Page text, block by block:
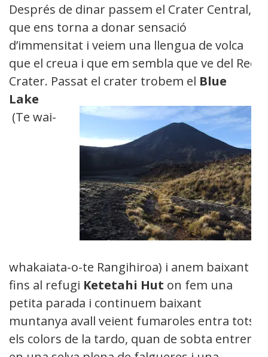
Després de dinar passem el Crater Central,
que ens torna a donar sensació
d’immensitat i veiem una llengua de volca
que el creua i que em sembla que ve del Red
Crater. Passat el crater trobem el Blue
Lake
(Te wai-
whakaiata-o-te Rangihiroa) i anem baixant
fins al refugi Ketetahi Hut on fem una
petita parada i continuem baixant
muntanya avall veient fumaroles entra tots
els colors de la tardo, quan de sobta entrem